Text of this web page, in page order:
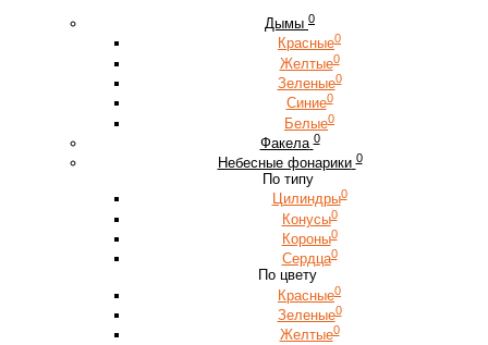
Дымы 0
Красные0
Желтые0
Зеленые0
Синие0
Белые0
Факела 0
Небесные фонарики 0
По типу
Цилиндры0
Конусы0
Короны0
Сердца0
По цвету
Красные0
Зеленые0
Желтые0